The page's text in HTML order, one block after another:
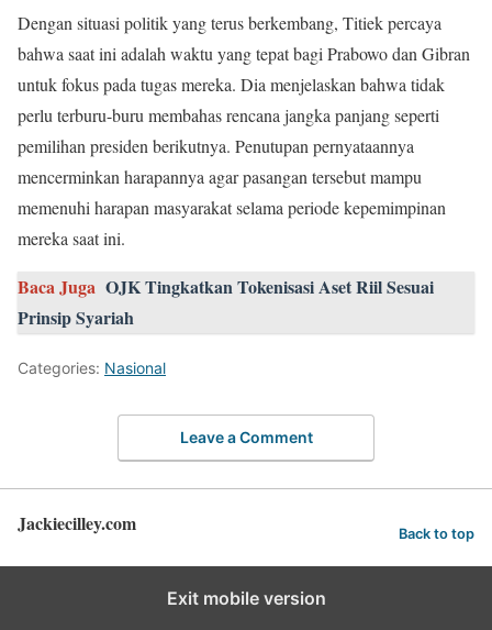
Dengan situasi politik yang terus berkembang, Titiek percaya
bahwa saat ini adalah waktu yang tepat bagi Prabowo dan Gibran
untuk fokus pada tugas mereka. Dia menjelaskan bahwa tidak
perlu terburu-buru membahas rencana jangka panjang seperti
pemilihan presiden berikutnya. Penutupan pernyataannya
mencerminkan harapannya agar pasangan tersebut mampu
memenuhi harapan masyarakat selama periode kepemimpinan
mereka saat ini.
Baca Juga OJK Tingkatkan Tokenisasi Aset Riil Sesuai
Prinsip Syariah
Categories: Nasional
Leave a Comment
Jackiecilley.com Back to top
Exit mobile version